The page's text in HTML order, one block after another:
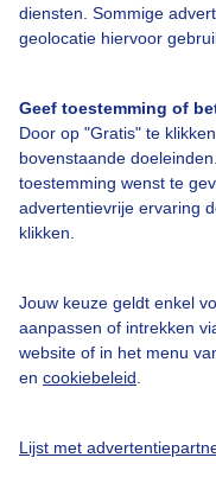
diensten. Sommige
geolocatie hiervoor
Geef toestemming of
Door op "Gratis" te
bovenstaande
toestemming wenst te
advertentievrije ervaring
klikken.
Jouw keuze geldt enkel
aanpassen of intrekken
website of in het menu
en cookiebeleid
Lijst met
Over Buienradar
Bedrijfsgegevens
Veelgestelde vragen
Toegankelijkheid
Adverteren